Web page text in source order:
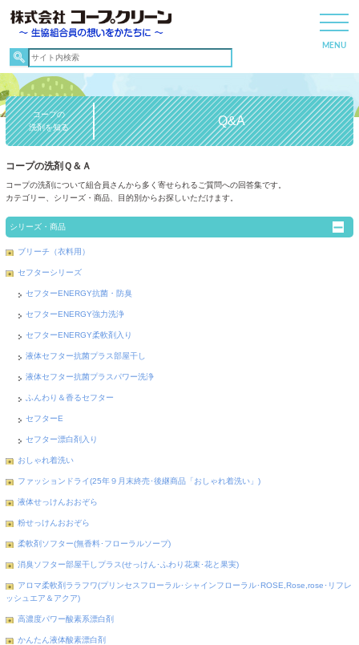
コープの
洗剤を知る
Q&A
コープの洗剤Ｑ＆Ａ
コープの洗剤について組合員さんから多く寄せられるご質問への回答集です。
カテゴリー、シリーズ・商品、目的別からお探しいただけます。
シリーズ・商品
ブリーチ（衣料用）
セフターシリーズ
セフターENERGY抗菌・防臭
セフターENERGY強力洗浄
セフターENERGY柔軟剤入り
液体セフター抗菌プラス部屋干し
液体セフター抗菌プラスパワー洗浄
ふんわり＆香るセフター
セフターE
セフター漂白剤入り
おしゃれ着洗い
ファッションドライ(25年９月末終売･後継商品「おしゃれ着洗い」)
液体せっけんおおぞら
粉せっけんおおぞら
柔軟剤ソフター(無香料･フローラルソープ)
消臭ソフター部屋干しプラス(せっけん･ふわり花束･花と果実)
アロマ柔軟剤ララフワ(プリンセスフローラル･シャインフローラル･ROSE,Rose,rose･リフレ
ッシュエア＆アクア)
高濃度パワー酸素系漂白剤
かんたん液体酸素漂白剤